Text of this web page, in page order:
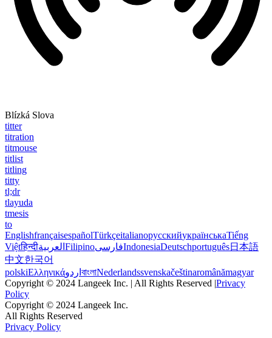
Blízká Slova
titter
titration
titmouse
titlist
titling
titty
tl;dr
tlayuda
tmesis
to
EnglishfrançaisespañolTürkçeitalianoрусскийукраїнськаTiếng
Việtहिन्दीالعربية FilipinoفارسیIndonesiaDeutschportuguês日本語
中文한국어
polskiΕλληνικάاردو বাংলাNederlandssvenskačeštinaromânămagyar
Copyright © 2024 Langeek Inc. | All Rights Reserved |Privacy
Policy
Copyright © 2024 Langeek Inc.
All Rights Reserved
Privacy Policy